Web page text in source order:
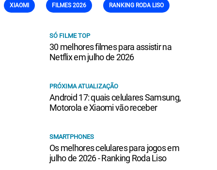
XIAOMI FILMES 2026 RANKING RODA LISO
SÓ FILME TOP
30 melhores filmes para assistir na
Netflix em julho de 2026
PRÓXIMA ATUALIZAÇÃO
Android 17: quais celulares Samsung,
Motorola e Xiaomi vão receber
SMARTPHONES
Os melhores celulares para jogos em
julho de 2026 - Ranking Roda Liso